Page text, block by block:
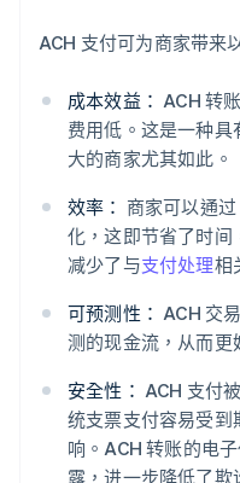
ACH 支付可为商家带来
成本效益： ACH 转
费用低。这是一种
大的商家尤其如此。
效率： 商家可以通
化，这即节省了时间
减少了与支付处理相
可预测性： ACH 交
测的现金流，从而更
安全性： ACH 支付
统支票支付容易受到
响。ACH 转账的电
露，进一步降低了欺